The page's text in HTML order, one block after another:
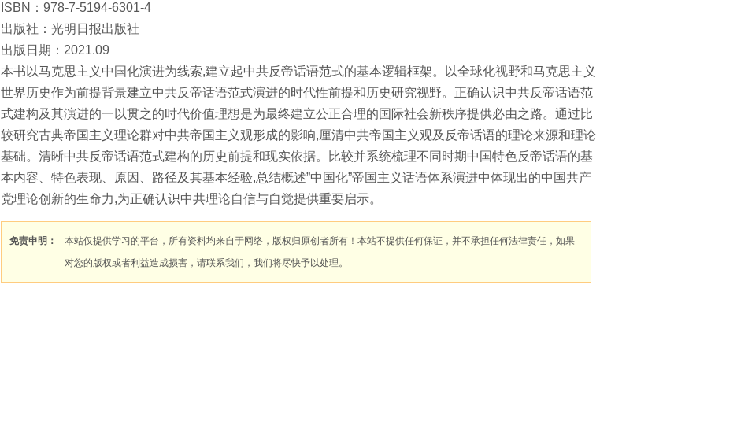
ISBN：978-7-5194-6301-4
出版社：光明日报出版社
出版日期：2021.09
本书以马克思主义中国化演进为线索,建立起中共反帝话语范式的基本逻辑框架。以全球化视野和马克思主义
世界历史作为前提背景建立中共反帝话语范式演进的时代性前提和历史研究视野。正确认识中共反帝话语范
式建构及其演进的一以贯之的时代价值理想是为最终建立公正合理的国际社会新秩序提供必由之路。通过比
较研究古典帝国主义理论群对中共帝国主义观形成的影响,厘清中共帝国主义观及反帝话语的理论来源和理论
基础。清晰中共反帝话语范式建构的历史前提和现实依据。比较并系统梳理不同时期中国特色反帝话语的基
本内容、特色表现、原因、路径及其基本经验,总结概述”中国化”帝国主义话语体系演进中体现出的中国共产
党理论创新的生命力,为正确认识中共理论自信与自觉提供重要启示。
免责申明：
本站仅提供学习的平台，所有资料均来自于网络，版权归原创者所有！本站不提供任何保证，并不承担任何法律责任，如果
对您的版权或者利益造成损害，请联系我们，我们将尽快予以处理。